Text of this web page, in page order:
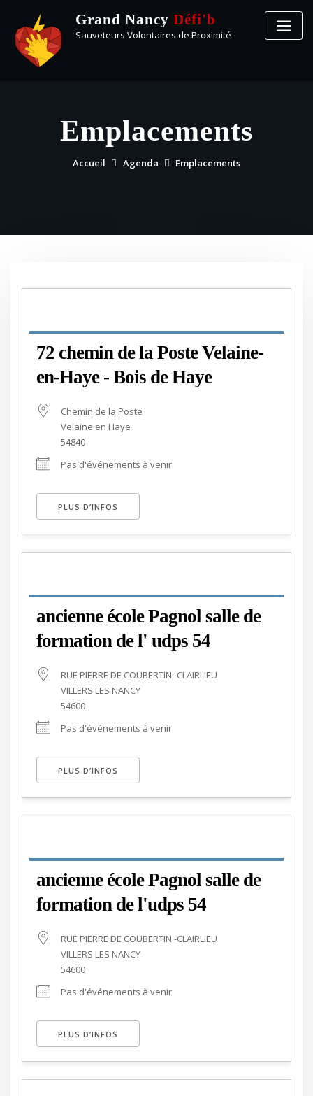
Grand Nancy Défi'b
Sauveteurs Volontaires de Proximité
Emplacements
Accueil Agenda Emplacements
72 chemin de la Poste Velaine-
en-Haye - Bois de Haye
Chemin de la Poste
Velaine en Haye
54840
Pas d'événements à venir
PLUS D’INFOS
ancienne école Pagnol salle de
formation de l' udps 54
RUE PIERRE DE COUBERTIN -CLAIRLIEU
VILLERS LES NANCY
54600
Pas d'événements à venir
PLUS D’INFOS
ancienne école Pagnol salle de
formation de l'udps 54
RUE PIERRE DE COUBERTIN -CLAIRLIEU
VILLERS LES NANCY
54600
Pas d'événements à venir
PLUS D’INFOS